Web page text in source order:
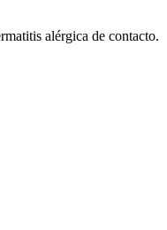
alérgica de contacto.